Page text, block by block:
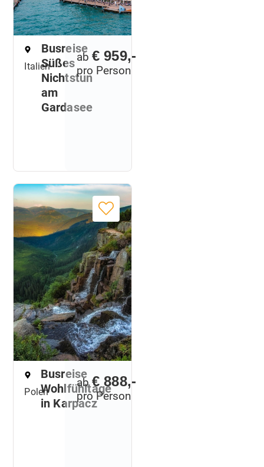
Italien
Busreise
Süßes
Nichtstun
am
Gardasee
ab € 959,-
pro Person
Polen
Busreise
Wohlfühltage
in Karpacz
ab€ 888,-
pro Person